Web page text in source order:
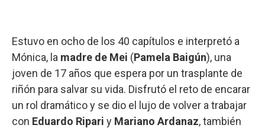
Estuvo en ocho de los 40 capítulos e interpretó a
Mónica, la madre de Mei (Pamela Baigún), una
joven de 17 años que espera por un trasplante de
riñón para salvar su vida. Disfrutó el reto de encarar
un rol dramático y se dio el lujo de volver a trabajar
con Eduardo Ripari y Mariano Ardanaz, también